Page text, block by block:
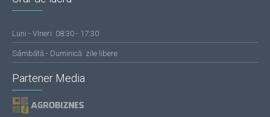
Luni - VIneri: 08:30 - 17:30
Sâmbătă - Duminică: zile libere
Partener Media